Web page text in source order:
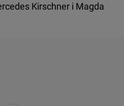
Kirschner i Magda